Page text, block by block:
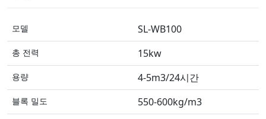
모델 SL-WB100
총 전력 15kw
용량 4-5m3/24시간
블록 밀도 550-600kg/m3